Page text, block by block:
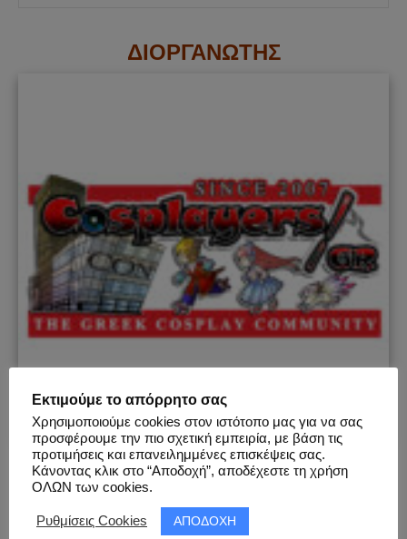
ΔΙΟΡΓΑΝΩΤΗΣ
COSPLAYERS//GR
: Όχι |||Αριθμός Εκδηλώσεων
Πόλεις:Αθήνα&Θεσσαλονίκη |||
Εκτιμούμε το απόρρητο σας
Χρησιμοποιούμε cookies στον ιστότοπο μας για να σας
προσφέρουμε την πιο σχετική εμπειρία, με βάση τις
προτιμήσεις και επανειλημμένες επισκέψεις σας.
Κάνοντας κλικ στο “Αποδοχή”, αποδέχεστε τη χρήση
ΟΛΩΝ των cookies.
Ρυθμίσεις Cookies ΑΠΟΔΟΧΗ